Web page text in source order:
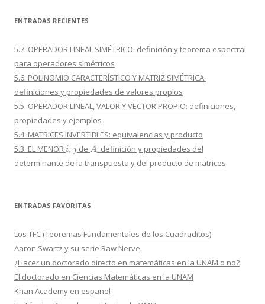
ENTRADAS RECIENTES
5.7. OPERADOR LINEAL SIMÉTRICO: definición y teorema espectral
para operadores simétricos
5.6. POLINOMIO CARACTERÍSTICO Y MATRIZ SIMÉTRICA:
definiciones y propiedades de valores propios
5.5. OPERADOR LINEAL, VALOR Y VECTOR PROPIO: definiciones,
propiedades y ejemplos
5.4. MATRICES INVERTIBLES: equivalencias y producto
5.3. EL MENORi,j de A: definición y propiedades del
determinante de la transpuesta y del producto de matrices
ENTRADAS FAVORITAS
Los TFC (Teoremas Fundamentales de los Cuadraditos)
Aaron Swartz y su serie Raw Nerve
¿Hacer un doctorado directo en matemáticas en la UNAM o no?
El doctorado en Ciencias Matemáticas en la UNAM
Khan Academy en español